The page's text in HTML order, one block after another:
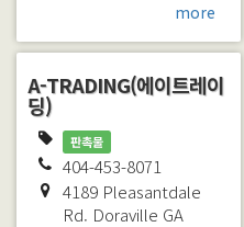
more
A-TRADING(에이트레이
딩)
판촉물
404-453-8071
4189 Pleasantdale
Rd. Doraville GA